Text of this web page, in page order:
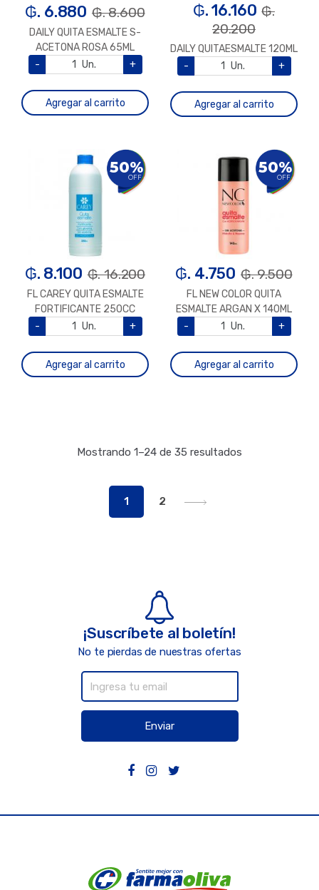
₲. 6.880 ₲. 8.600
DAILY QUITA ESMALTE S-
ACETONA ROSA 65ML
-
Un. +
Agregar al carrito
₲. 16.160 ₲.
20.200
DAILY QUITAESMALTE 120ML
-
Un. +
Agregar al carrito
50%
OFF
₲. 8.100 ₲. 16.200
FL CAREY QUITA ESMALTE
FORTIFICANTE 250CC
-
Un. +
Agregar al carrito
50%
OFF
₲. 4.750 ₲. 9.500
FL NEW COLOR QUITA
ESMALTE ARGAN X 140ML
-
Un. +
Agregar al carrito
Mostrando 1–24 de 35 resultados
1 2
¡Suscríbete al boletín!
No te pierdas de nuestras ofertas
Enviar